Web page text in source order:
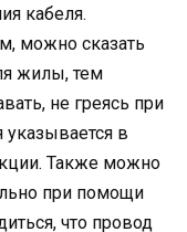
кабеля.
можно сказать
жилы, тем
не греясь при
указывается в
Также можно
при помощи
что провод